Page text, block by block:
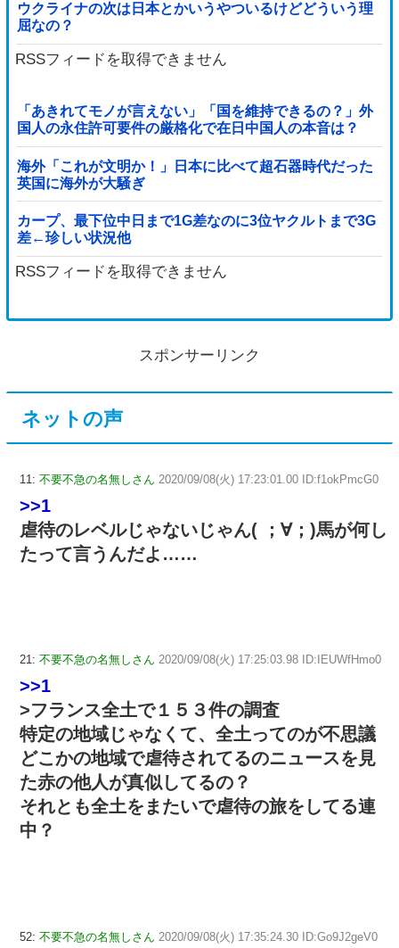
ウクライナの次は日本とかいうやついるけどどういう理
屈なの？
RSSフィードを取得できません
「あきれてモノが言えない」「国を維持できるの？」外
国人の永住許可要件の厳格化で在日中国人の本音は？
海外「これが文明か！」日本に比べて超石器時代だった
英国に海外が大騒ぎ
カープ、最下位中日まで1G差なのに3位ヤクルトまで3G
差←珍しい状況他
RSSフィードを取得できません
スポンサーリンク
ネットの声
11: 不要不急の名無しさん 2020/09/08(火) 17:23:01.00 ID:f1okPmcG0
>>1
虐待のレベルじゃないじゃん( ；∀；)馬が何し
たって言うんだよ……
21: 不要不急の名無しさん 2020/09/08(火) 17:25:03.98 ID:IEUWfHmo0
>>1
>フランス全土で１５３件の調査
特定の地域じゃなくて、全土ってのが不思議
どこかの地域で虐待されてるのニュースを見
た赤の他人が真似してるの？
それとも全土をまたいで虐待の旅をしてる連
中？
52: 不要不急の名無しさん 2020/09/08(火) 17:35:24.30 ID:Go9J2geV0